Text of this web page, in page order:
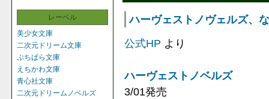
レーベル
美少女文庫
二次元ドリーム文庫
ぷちぱら文庫
えちかわ文庫
青心社文庫
二次元ドリームノベルズ
ハーヴェストノヴェルズ、
公式HP より
ハーヴェストノベルズ
3/01発売